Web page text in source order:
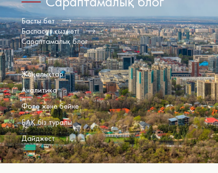
Басты бет
Баспасөз қызметі
Сараптамалық блог
Жаңалықтар
Аналитика
Фото және бейне
БАҚ біз туралы
Дайджест